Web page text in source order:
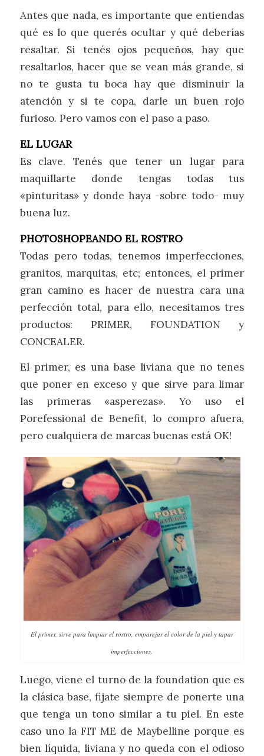
Antes que nada, es importante que entiendas
qué es lo que querés ocultar y qué deberías
resaltar. Si tenés ojos pequeños, hay que
resaltarlos, hacer que se vean más grande, si
no te gusta tu boca hay que disminuir la
atención y si te copa, darle un buen rojo
furioso. Pero vamos con el paso a paso.
EL LUGAR
Es clave. Tenés que tener un lugar para
maquillarte donde tengas todas tus
«pinturitas» y donde haya -sobre todo- muy
buena luz.
PHOTOSHOPEANDO EL ROSTRO
Todas pero todas, tenemos imperfecciones,
granitos, marquitas, etc; entonces, el primer
gran camino es hacer de nuestra cara una
perfección total, para ello, necesitamos tres
productos: PRIMER, FOUNDATION y
CONCEALER.
El primer, es una base liviana que no tenes
que poner en exceso y que sirve para limar
las primeras «asperezas». Yo uso el
Porefessional de Benefit, lo compro afuera,
pero cualquiera de marcas buenas está OK!
El primer, sirve para limpiar el rostro, emparejar el color de la piel y tapar
imperfecciones.
Luego, viene el turno de la foundation que es
la clásica base, fijate siempre de ponerte una
que tenga un tono similar a tu piel. En este
caso uno la FIT ME de Maybelline porque es
bien líquida, liviana y no queda con el odioso